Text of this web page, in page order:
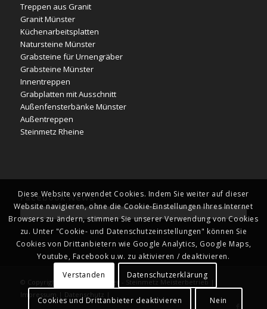
Treppen aus Granit
Granit Münster
Küchenarbeitsplatten
Natursteine Münster
Grabsteine für Urnengräber
Grabsteine Münster
Innentreppen
Grabplatten mit Ausschnitt
Außenfensterbänke Münster
Außentreppen
Steinmetz Rheine
Facebook News
© Copyright - Naturstein Kläver - Steinmetz Meisterbetrieb |
Impressum | Datenschutz |
Diese Website verwendet Cookies. Indem Sie weiter auf dieser
Website navigieren, ohne die Cookie-Einstellungen Ihres Internet
Browsers zu ändern, stimmen Sie unserer Verwendung von Cookies
zu. Unter "Cookie- und Datenschutzeinstellungen" können Sie
Cookies von Drittanbietern wie Google Analytics, Google Maps,
Youtube, Facebook u.w. zu aktivieren / deaktivieren.
Verstanden
Datenschutzerklärung
Cookies und Drittanbieter deaktivieren Nein